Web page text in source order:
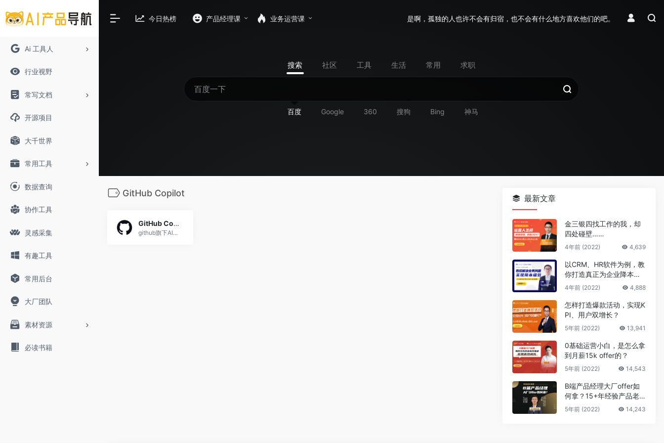
Ai 工具人
行业视野
常写文档
开源项目
大千世界
常用工具
数据查询
协作工具
灵感采集
有趣工具
常用后台
大厂团队
素材资源
必读书籍
今日热榜 产品经理课 业务运营课 是啊，孤独的人也许不会有归宿，也不会有什么地方喜欢他们的吧。
搜索 社区 工具 生活 常用 求职
百度 Google 360 搜狗 Bing 神马
GitHub Copilot
GitHub Copilot
github旗下AI编程工具
最新文章
金三银四找工作的我，却
四处碰壁……
4年前 (2022) 4,639
以CRM、HR软件为例，教
你打造真正为企业降本增
效的B端产品
4年前 (2022) 4,888
怎样打造爆款活动，实现K
PI、用户双增长？
5年前 (2022) 13,941
0基础运营小白，是怎么拿
到月薪15k offer的？
5年前 (2022) 14,543
B端产品经理大厂offer如
何拿？15+年经验产品老
司机告诉你答案
5年前 (2022) 14,243